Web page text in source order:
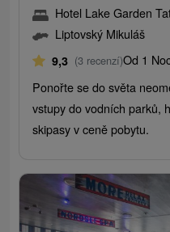
Hotel Lake Garden
Liptovský Mikuláš
9,3 (3 recenzí)Od 1
Ponořte se do světa
vstupy do vodních parků,
skipasy v ceně pobytu.